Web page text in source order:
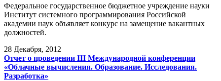
Федеральное государственное бюджетное учреждение науки
Институт системного программирования Российской
академии наук объявляет конкурс на замещение вакантных
должностей.
28 Декабря, 2012
Отчет о проведении III Международной конференции
«Облачные вычисления. Образование. Исследования.
Разработка»